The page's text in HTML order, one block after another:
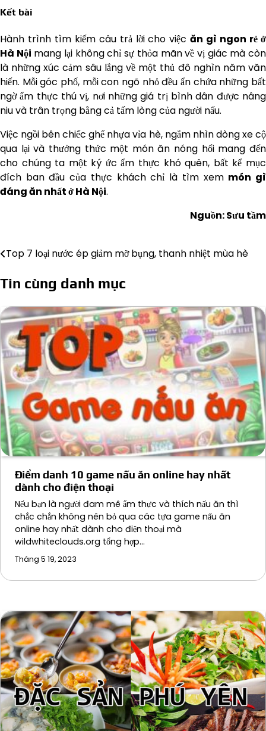
Kết bài
Hành trình tìm kiếm câu trả lời cho việcăn gì ngon rẻ ở
Hà Nội mang lại không chỉ sự thỏa mãn về vị giác mà còn
là những xúc cảm sâu lắng về một thủ đô nghìn năm văn
hiến. Mỗi góc phố, mỗi con ngõ nhỏ đều ẩn chứa những bất
ngờ ẩm thực thú vị, nơi những giá trị bình dân được nâng
niu và trân trọng bằng cả tấm lòng của người nấu.
Việc ngồi bên chiếc ghế nhựa vỉa hè, ngắm nhìn dòng xe cộ
qua lại và thưởng thức một món ăn nóng hổi mang đến
cho chúng ta một ký ức ẩm thực khó quên, bất kể mục
đích ban đầu của thực khách chỉ là tìm xem món gì
đáng ăn nhất ở Hà Nội.
Nguồn: Sưu tầm
Điều
hướng
viết
Top 7 loại nước ép giảm mỡ bụng, thanh nhiệt mùa hè
Tin cùng danh mục
Điểm danh 10 game nấu ăn online hay nhất
dành cho điện thoại
Nếu bạn là người đam mê ẩm thực và thích nấu ăn thì
chắc chắn không nên bỏ qua các tựa game nấu ăn
online hay nhất dành cho điện thoại mà
wildwhiteclouds.org tổng hợp…
Tháng 5 19, 2023